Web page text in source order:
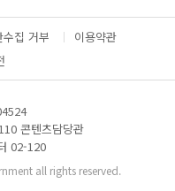
서
다
운
집 거부
이용약관
콘텐츠담당관
02-120
all rights reserved.